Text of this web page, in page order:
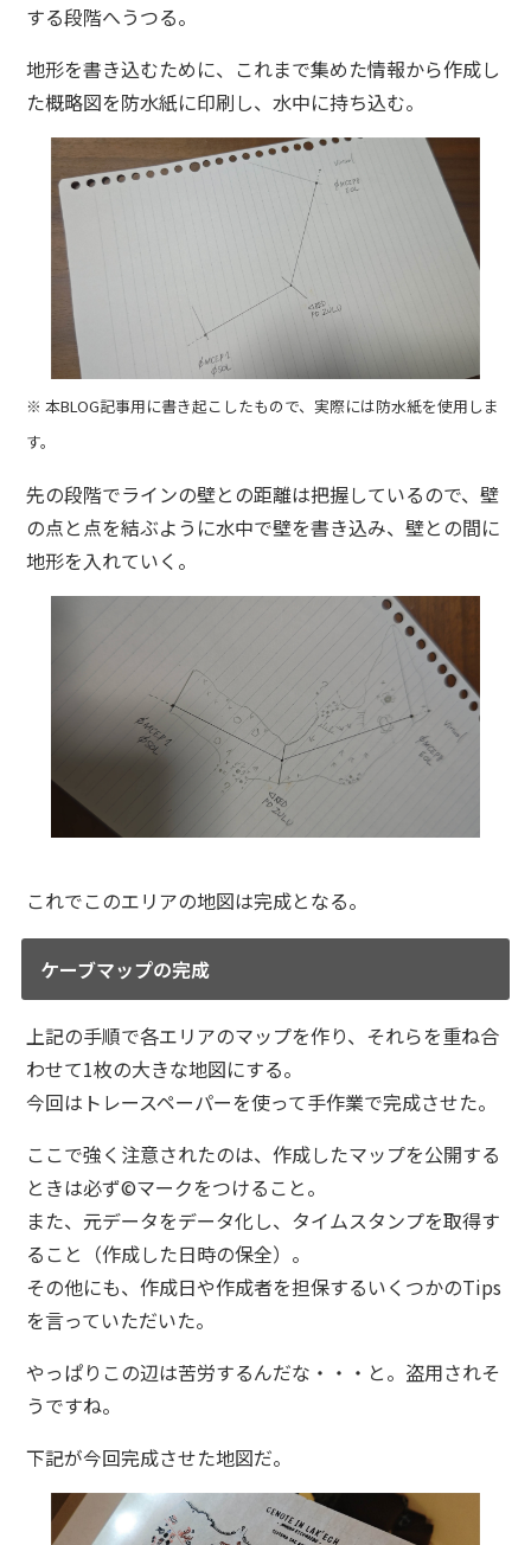
する段階へうつる。
地形を書き込むために、これまで集めた情報から作成し
た概略図を防水紙に印刷し、水中に持ち込む。
※ 本BLOG記事用に書き起こしたもので、実際には防水紙を使用しま
す。
先の段階でラインの壁との距離は把握しているので、壁
の点と点を結ぶように水中で壁を書き込み、壁との間に
地形を入れていく。
これでこのエリアの地図は完成となる。
ケーブマップの完成
上記の手順で各エリアのマップを作り、それらを重ね合
わせて1枚の大きな地図にする。
今回はトレースペーパーを使って手作業で完成させた。
ここで強く注意されたのは、作成したマップを公開する
ときは必ず©マークをつけること。
また、元データをデータ化し、タイムスタンプを取得す
ること（作成した日時の保全）。
その他にも、作成日や作成者を担保するいくつかのTips
を言っていただいた。
やっぱりこの辺は苦労するんだな・・・と。盗用されそ
うですね。
下記が今回完成させた地図だ。